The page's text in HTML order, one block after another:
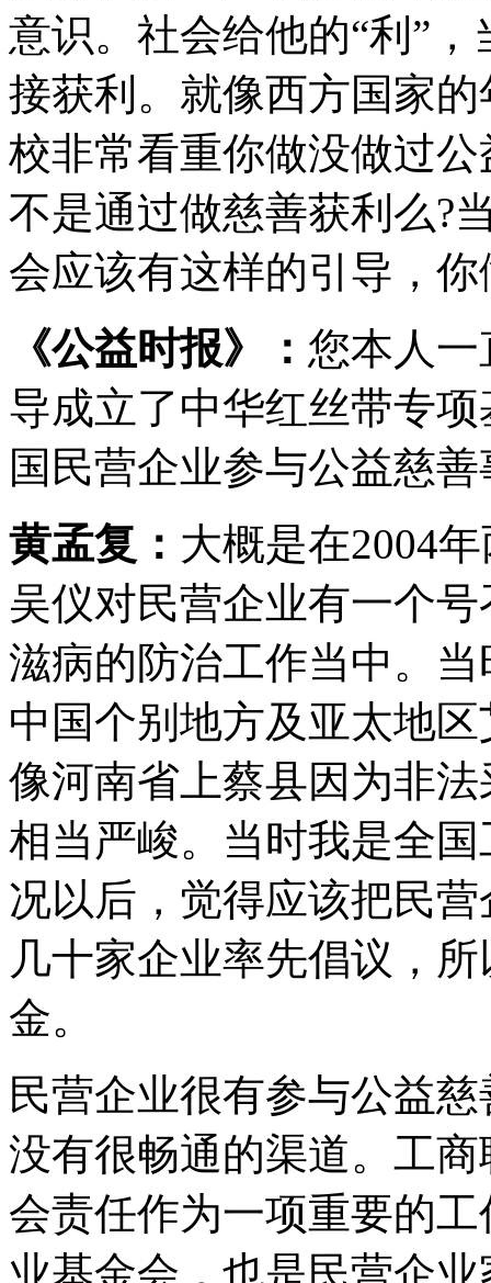
意识。社会给他的“利”
接获利。就像西方国家
校非常看重你做没做过
不是通过做慈善获利么?
会应该有这样的引导，
《公益时报》： 您本人
导成立了中华红丝带专
国民营企业参与公益慈
黄孟复： 大概是在2004
吴仪对民营企业有一个
滋病的防治工作当中。
中国个别地方及亚太地
像河南省上蔡县因为非
相当严峻。当时我是全
况以后，觉得应该把民
几十家企业率先倡议，
金。
民营企业很有参与公益
没有很畅通的渠道。工
会责任作为一项重要的
业基金会，也是民营企